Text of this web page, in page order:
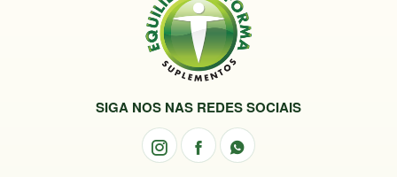
SIGA NOS NAS REDES SOCIAIS